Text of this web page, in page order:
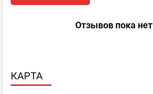
Отзывов пока нет
КАРТА